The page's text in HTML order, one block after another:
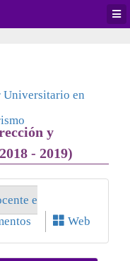
Universitario en
y
- 2019)
e
Web